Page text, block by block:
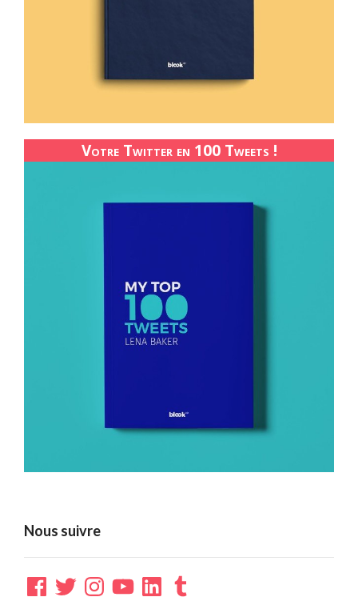
Votre Twitter en 100 Tweets !
Nous suivre
Facebook
TwitterInstagramYouTubeLinkedInTumblr